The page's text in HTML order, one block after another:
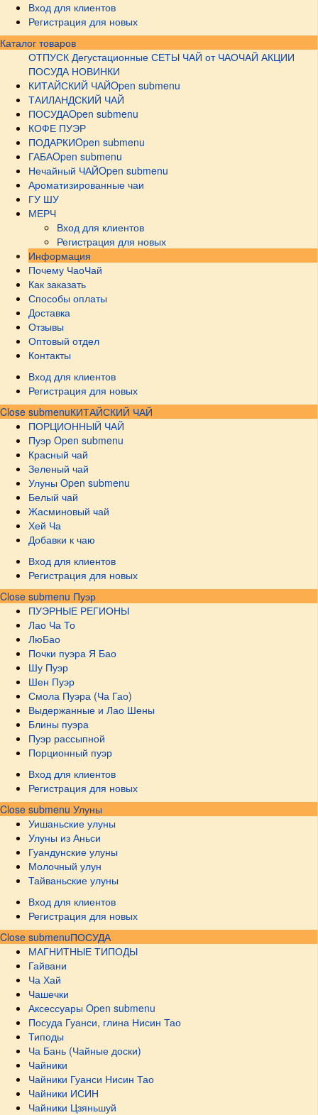
Вход для клиентов
Регистрация для новых
Каталог товаров
ОТПУСК Дегустационные СЕТЫ ЧАЙ от ЧАОЧАЙ АКЦИИ
ПОСУДА НОВИНКИ
КИТАЙСКИЙ ЧАЙOpen submenu
ТАИЛАНДСКИЙ ЧАЙ
ПОСУДАOpen submenu
КОФЕ ПУЭР
ПОДАРКИOpen submenu
ГАБАOpen submenu
Нечайный ЧАЙOpen submenu
Ароматизированные чаи
ГУ ШУ
МЕРЧ
Вход для клиентов
Регистрация для новых
Информация
Почему ЧаоЧай
Как заказать
Способы оплаты
Доставка
Отзывы
Оптовый отдел
Контакты
Вход для клиентов
Регистрация для новых
Close submenuКИТАЙСКИЙ ЧАЙ
ПОРЦИОННЫЙ ЧАЙ
Пуэр Open submenu
Красный чай
Зеленый чай
Улуны Open submenu
Белый чай
Жасминовый чай
Хей Ча
Добавки к чаю
Вход для клиентов
Регистрация для новых
Close submenu Пуэр
ПУЭРНЫЕ РЕГИОНЫ
Лао Ча То
ЛюБао
Почки пуэра Я Бао
Шу Пуэр
Шен Пуэр
Смола Пуэра (Ча Гао)
Выдержанные и Лао Шены
Блины пуэра
Пуэр рассыпной
Порционный пуэр
Вход для клиентов
Регистрация для новых
Close submenu Улуны
Уишаньские улуны
Улуны из Аньси
Гуандунские улуны
Молочный улун
Тайваньские улуны
Вход для клиентов
Регистрация для новых
Close submenuПОСУДА
МАГНИТНЫЕ ТИПОДЫ
Гайвани
Ча Хай
Чашечки
Аксессуары Open submenu
Посуда Гуанси, глина Нисин Тао
Типоды
Ча Бань (Чайные доски)
Чайники
Чайники Гуанси Нисин Тао
Чайники ИСИН
Чайники Цзяньшуй